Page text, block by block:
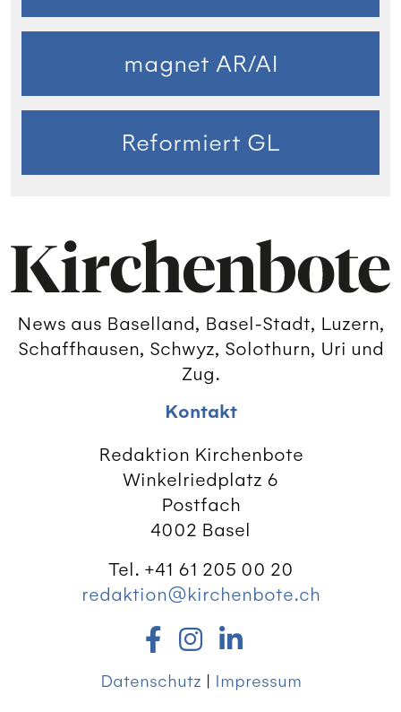
magnet AR/AI
Reformiert GL
News aus Baselland, Basel-Stadt, Luzern,
Schaffhausen, Schwyz, Solothurn, Uri und
Zug.
Kontakt
Redaktion Kirchenbote
Winkelriedplatz 6
Postfach
4002 Basel
Tel. +41 61 205 00 20
redaktion@kirchenbote.ch
Datenschutz | Impressum